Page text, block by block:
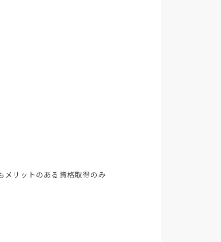
リットのある資格取得のみ